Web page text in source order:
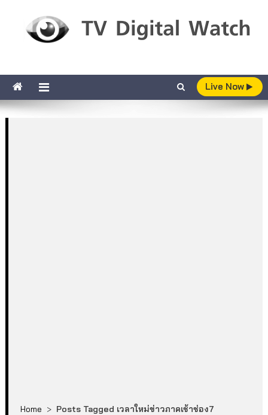
Live Now
Home > Posts Tagged เวลาใหม่ข่าวภาคเช้าช่อง7